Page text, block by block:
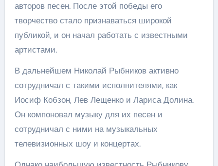
авторов песен. После этой победы его
творчество стало признаваться широкой
публикой, и он начал работать с известными
артистами.
В дальнейшем Николай Рыбников активно
сотрудничал с такими исполнителями, как
Иосиф Кобзон, Лев Лещенко и Лариса Долина.
Он компоновал музыку для их песен и
сотрудничал с ними на музыкальных
телевизионных шоу и концертах.